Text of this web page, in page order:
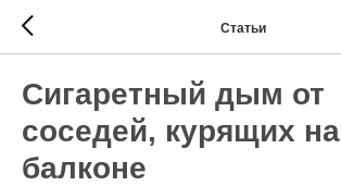
Статьи
Сигаретный дым от
соседей, курящих на
балконе